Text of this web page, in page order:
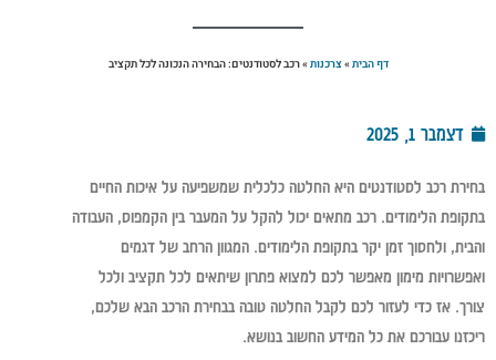
דף הבית»צרכנות»רכב לסטודנטים: הבחירה הנכונה לכל תקציב
דצמבר 1, 2025
בחירת רכב לסטודנטים היא החלטה כלכלית שמשפיעה על איכות החיים
בתקופת הלימודים. רכב מתאים יכול להקל על המעבר בין הקמפוס, העבודה
והבית, ולחסוך זמן יקר בתקופת הלימודים. המגוון הרחב של דגמים
ואפשרויות מימון מאפשר לכם למצוא פתרון שיתאים לכל תקציב ולכל
צורך. אז כדי לעזור לכם לקבל החלטה טובה בבחירת הרכב הבא שלכם,
ריכזנו עבורכם את כל המידע החשוב בנושא.